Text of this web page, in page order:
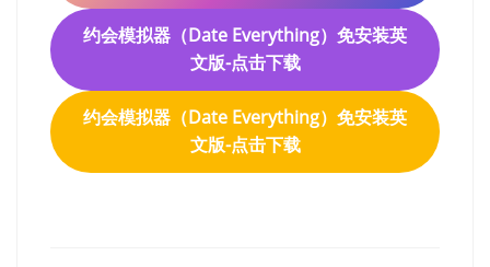
约会模拟器（Date Everything）免安装英
文版-点击下载
约会模拟器（Date Everything）免安装英
文版-点击下载